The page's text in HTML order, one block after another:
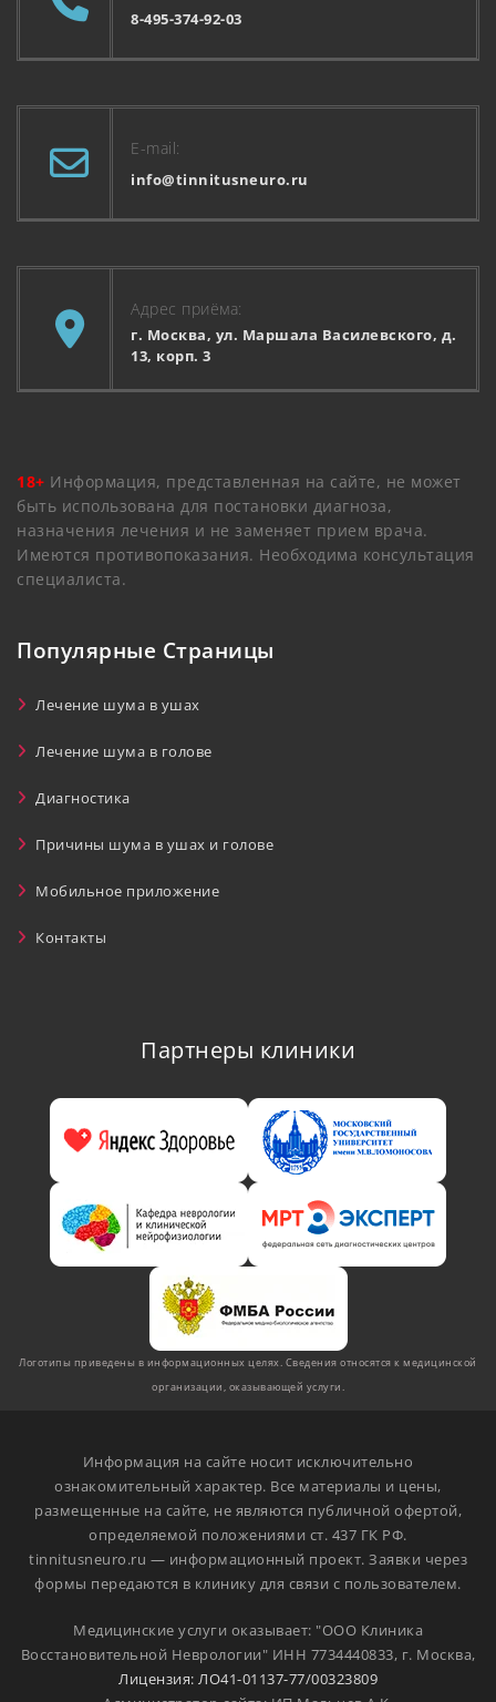
8-495-374-92-03
E-mail:
info@tinnitusneuro.ru
Адрес приёма:
г. Москва, ул. Маршала Василевского, д.
13, корп. 3
18+ Информация, представленная на сайте, не может
быть использована для постановки диагноза,
назначения лечения и не заменяет прием врача.
Имеются противопоказания. Необходима консультация
специалиста.
Популярные Страницы
Лечение шума в ушах
Лечение шума в голове
Диагностика
Причины шума в ушах и голове
Мобильное приложение
Контакты
Партнеры клиники
Логотипы приведены в информационных целях. Сведения относятся к медицинской
организации, оказывающей услуги.
Информация на сайте носит исключительно
ознакомительный характер. Все материалы и цены,
размещенные на сайте, не являются публичной офертой,
определяемой положениями ст. 437 ГК РФ.
tinnitusneuro.ru — информационный проект. Заявки через
формы передаются в клинику для связи с пользователем.
Медицинские услуги оказывает: "ООО Клиника
Восстановительной Неврологии" ИНН 7734440833, г. Москва,
Лицензия: ЛО41-01137-77/00323809